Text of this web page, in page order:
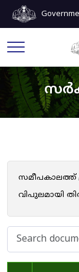
സമീപകാലത്ത്
വിപുലമായി